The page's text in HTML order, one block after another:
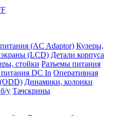
(AC Adaptor) Кулеры,
(LCD) Детали корпуса
стойки Разъемы питания
DC In Оперативная
Динамики, колонки
у Тачскрины